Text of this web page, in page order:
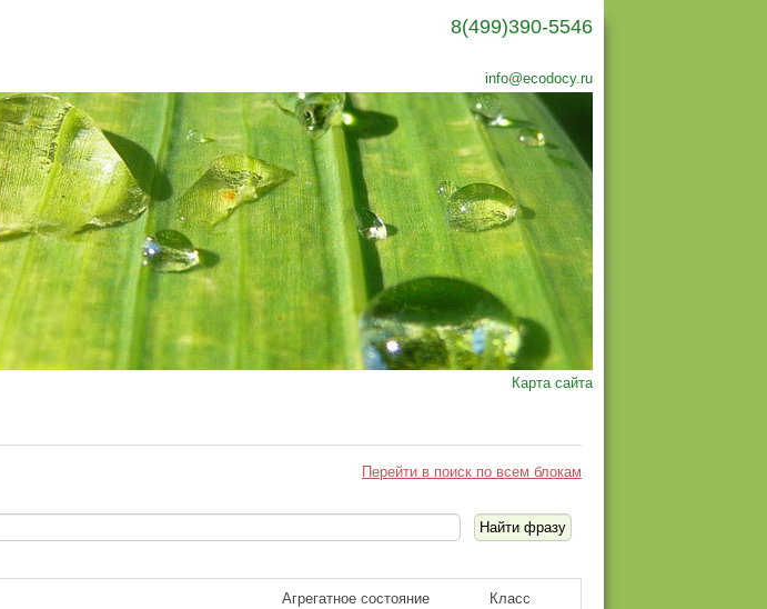
8(499)390-5546
info@ecodocy.ru
Карта сайта
Перейти в поиск по всем блокам
Агрегатное состояние
Класс